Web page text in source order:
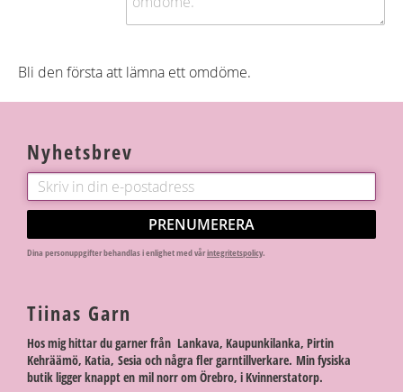
Bli den första att lämna ett omdöme.
Nyhetsbrev
PRENUMERERA
Dina personuppgifter behandlas i enlighet med vårintegritetspolicy.
Tiinas Garn
Hos mig hittar du garner från Lankava, Kaupunkilanka, Pirtin
Kehräämö, Katia, Sesia och några fler garntillverkare. Min fysiska
butik ligger knappt en mil norr om Örebro, i Kvinnerstatorp.